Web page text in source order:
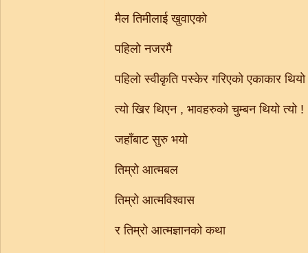
मैल तिमीलाई खुवाएको
पहिलो नजरमै
पहिलो स्वीकृति पस्केर गरिएको एकाकार थियो
त्यो खिर थिएन , भावहरुको चुम्बन थियो त्यो !
जहाँबाट सुरु भयो
तिम्रो आत्मबल
तिम्रो आत्मविश्वास
र तिम्रो आत्मज्ञानको कथा